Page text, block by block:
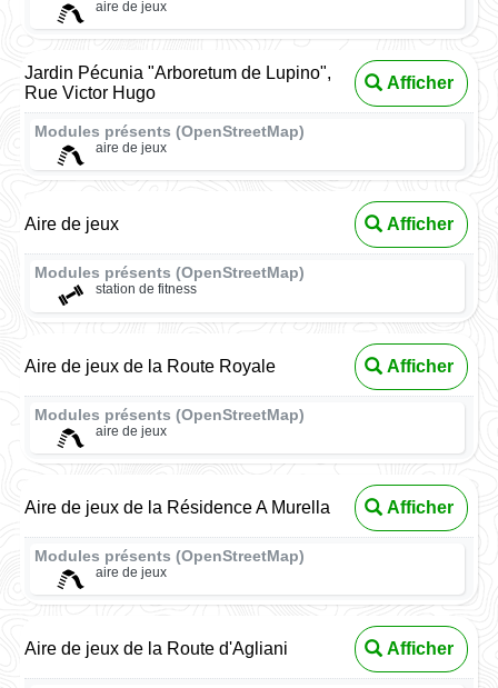
aire de jeux
Jardin Pécunia "Arboretum de Lupino",
Rue Victor Hugo
Afficher
Modules présents (OpenStreetMap)
aire de jeux
Aire de jeux Afficher
Modules présents (OpenStreetMap)
station de fitness
Aire de jeux de la Route Royale Afficher
Modules présents (OpenStreetMap)
aire de jeux
Aire de jeux de la Résidence A Murella Afficher
Modules présents (OpenStreetMap)
aire de jeux
Aire de jeux de la Route d'Agliani Afficher